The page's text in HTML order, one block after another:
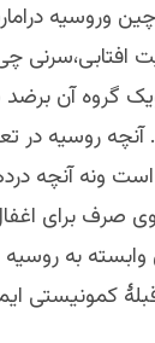
وروسیه
گروه آن
روسیه در
ونه آنچه
صرف برای
به
کمونیستی